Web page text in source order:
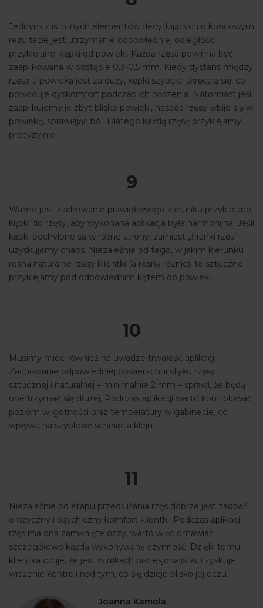
Jednym z istotnych elementów decydujących o końcowym
rezultacie jest utrzymanie odpowiedniej odległości
przyklejanej kępki od powieki. Każda rzęsa powinna być
zaaplikowana w odstępie 0,3-0,5 mm. Kiedy dystans między
rzęsą a powieką jest za duży, kępki szybciej skręcają się, co
powoduje dyskomfort podczas ich noszenia. Natomiast jeśli
zaaplikujemy je zbyt blisko powieki, nasada rzęsy wbije się w
powiekę, sprawiając ból. Dlatego każdą rzęsę przyklejamy
precyzyjnie.
9
Ważne jest zachowanie prawidłowego kierunku przyklejanej
kępki do rzęsy, aby wykonana aplikacja była harmonijna. Jeśli
kępki odchylone są w różne strony, zamiast „firanki rzęs”
uzyskujemy chaos. Niezależnie od tego, w jakim kierunku
rosną naturalne rzęsy klientki (a rosną różnie), te sztuczne
przyklejamy pod odpowiednim kątem do powieki.
10
Musimy mieć również na uwadze trwałość aplikacji.
Zachowanie odpowiedniej powierzchni styku rzęsy
sztucznej i naturalnej – minimalnie 2 mm – sprawi, że będą
one trzymać się dłużej. Podczas aplikacji warto kontrolować
poziom wilgotności oraz temperatury w gabinecie, co
wpływa na szybkość schnięcia kleju.
11
Niezależnie od etapu przedłużania rzęs dobrze jest zadbać
o fizyczny i psychiczny komfort klientki. Podczas aplikacji
rzęs ma ona zamknięte oczy, warto więc omawiać
szczegółowo każdą wykonywaną czynność. Dzięki temu
klientka czuje, że jest w rękach profesjonalistki, i zyskuje
wrażenie kontroli nad tym, co się dzieje blisko jej oczu.
Joanna Kamola